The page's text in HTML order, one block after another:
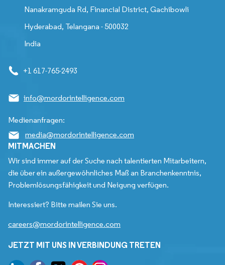
Nanakramguda Rd, Financial District, Gachibowli
Hyderabad, Telangana - 500032
India
+1 617-765-2493
info@mordorintelligence.com
Medienanfragen:
media@mordorintelligence.com
MITMACHEN
Wir sind immer auf der Suche nach talentierten Mitarbeitern,
die über ein außergewöhnliches Maß an Branchenkenntnis,
Problemlösungsfähigkeit und Neigung verfügen.
Interessiert? Bitte mailen Sie uns.
careers@mordorintelligence.com
JETZT MIT UNS IN VERBINDUNG TRETEN